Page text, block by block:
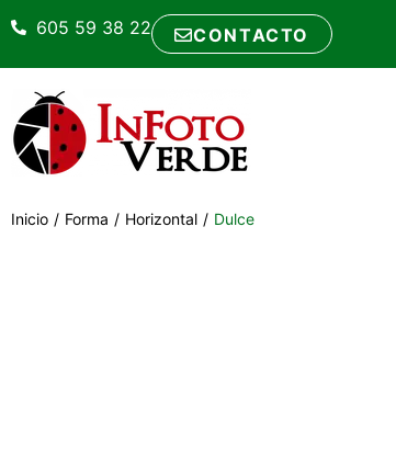
605 59 38 22 CONTACTO
Inicio / Forma / Horizontal / Dulce